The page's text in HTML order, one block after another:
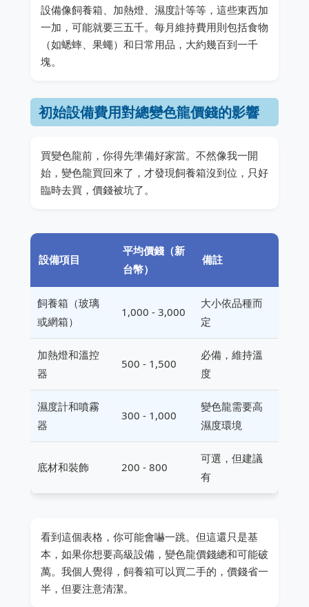
設備像飼養箱、加熱燈、濕度計等等，這些東西加
一加，可能就要三五千。每月維持費用則包括食物
（如蟋蟀、果蠅）和日常用品，大約幾百到一千
塊。
初始設備費用對總變色龍價錢的影響
買變色龍前，你得先準備好家當。不然像我一開
始，變色龍買回來了，才發現飼養箱沒到位，只好
臨時去買，價錢被坑了。
設備項目
平均價錢（新
台幣）
備註
飼養箱（玻璃
或網箱）
1,000 - 3,000
大小依品種而
定
加熱燈和溫控
器
500 - 1,500
必備，維持溫
度
濕度計和噴霧
器
300 - 1,000
變色龍需要高
濕度環境
底材和裝飾 200 - 800
可選，但建議
有
看到這個表格，你可能會嚇一跳。但這還只是基
本，如果你想要高級設備，變色龍價錢總和可能破
萬。我個人覺得，飼養箱可以買二手的，價錢省一
半，但要注意清潔。